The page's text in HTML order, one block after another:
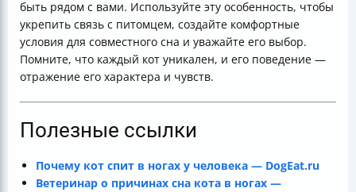
быть рядом с вами. Используйте эту особенность, чтобы
укрепить связь с питомцем, создайте комфортные
условия для совместного сна и уважайте его выбор.
Помните, что каждый кот уникален, и его поведение —
отражение его характера и чувств.
Полезные ссылки
Почему кот спит в ногах у человека — DogEat.ru
Ветеринар о причинах сна кота в ногах —